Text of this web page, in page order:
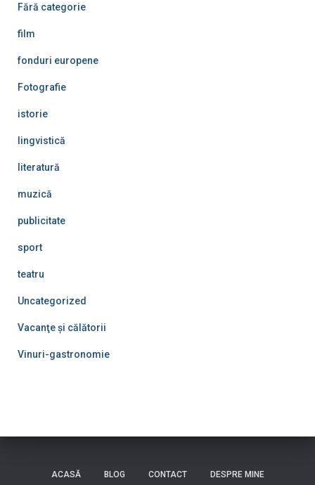
Fără categorie
film
fonduri europene
Fotografie
istorie
lingvistică
literatură
muzică
publicitate
sport
teatru
Uncategorized
Vacanţe şi călătorii
Vinuri-gastronomie
ACASĂ BLOG CONTACT DESPRE MINE